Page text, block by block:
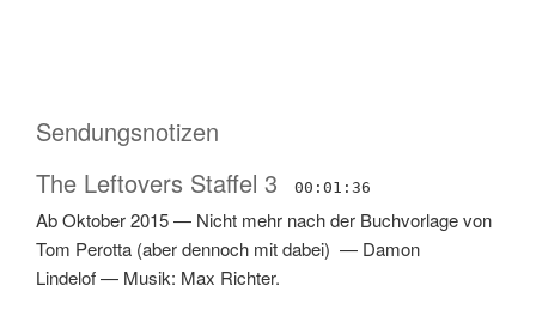
Sendungsnotizen
The Leftovers Staffel 3
00:01:36
Ab Oktober 2015— Nicht mehr nach der Buchvorlage von
Tom Perotta (aber dennoch mit dabei) — Damon
Lindelof— Musik: Max Richter.